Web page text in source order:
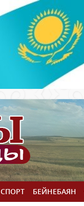
СПОРТ БЕЙНЕБАЯН